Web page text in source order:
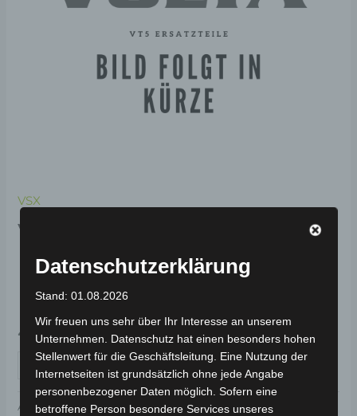
VSX
VSX UNTERE
KOTFLÜGELABDECKUNG
LINKS-SILBER (GRAU)
49,00€ *
IN DEN WARENKORB
Artikelnummer:3H202-6004A-14 Kategorie:VSX
Datenschutzerklärung
Stand: 01.08.2026
Wir freuen uns sehr über Ihr Interesse an unserem
Unternehmen. Datenschutz hat einen besonders hohen
Stellenwert für die Geschäftsleitung. Eine Nutzung der
Internetseiten ist grundsätzlich ohne jede Angabe
personenbezogener Daten möglich. Sofern eine
betroffene Person besondere Services unseres